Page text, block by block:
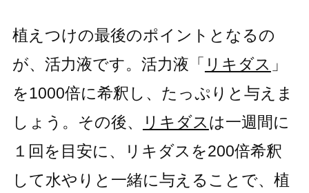
植えつけの最後のポイントとなるの
が、活力液です。活力液「 リキダス 」
を1000倍に希釈し、たっぷりと与えま
しょう。その後、
リキダスは一週間に
１回を目安に、リキダスを200倍希釈
して水やりと一緒に与えることで、植